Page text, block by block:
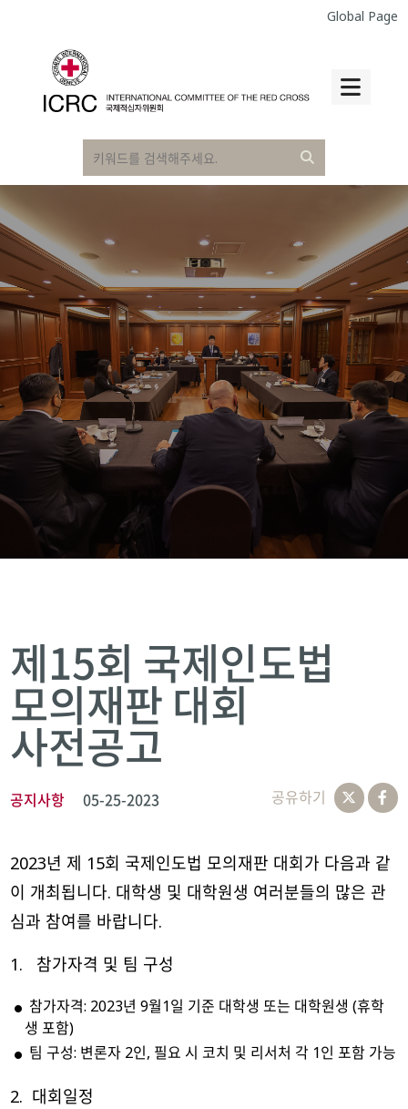
Global Page
제15회 국제인도법
모의재판 대회
사전공고
공지사항 05-25-2023 공유하기
2023년 제 15회 국제인도법 모의재판 대회가 다음과 같
이 개최됩니다. 대학생 및 대학원생 여러분들의 많은 관
심과 참여를 바랍니다.
1. 참가자격 및 팀 구성
참가자격: 2023년 9월1일 기준 대학생 또는 대학원생 (휴학
생 포함)
팀 구성: 변론자 2인, 필요 시 코치 및 리서처 각 1인 포함 가능
2. 대회일정